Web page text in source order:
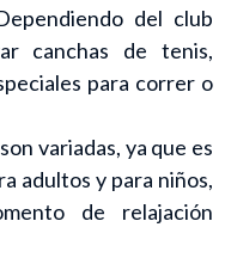
del club
canchas de tenis,
para correr o
variadas, ya que es
adultos y para niños,
de relajación